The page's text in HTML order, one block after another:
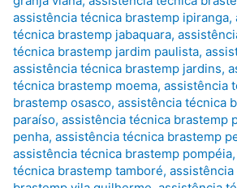
assistência técnica brastemp ipiranga,
técnica brastemp jabaquara,
técnica brastemp jardim paulista,
assistência técnica brastemp jardins,
técnica brastemp moema,assistência
brastemp osasco,assistência técnica
paraíso,assistência técnica brastemp
penha,assistência técnica brastemp
assistência técnica brastemp pompéia
técnica brastemp tamboré,